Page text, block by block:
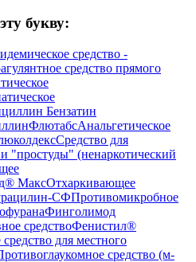
букву:
средство -
средство прямого
Бензатин
ФлютабсАнальгетическое
Средство для
"простуды" (ненаркотический
МаксОтхаркивающее
СФПротивомикробное
Финголимод
средствоФенистил®
для местного
средство (м-